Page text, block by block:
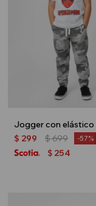
$ 299 $699 57
$ 254